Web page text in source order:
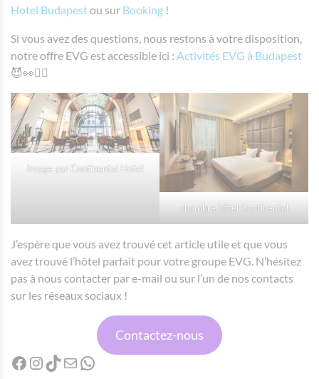
Hotel Budapestou sur Booking !
Si vous avez des questions, nous restons à votre disposition,
notre offre EVG est accessible ici : Activités EVG à Budapest
😈👀👯‍♀️
Image par Continental Hotel
chambre hôtel Continental
J’espère que vous avez trouvé cet article utile et que vous
avez trouvé l’hôtel parfait pour votre groupe EVG. N’hésitez
pas à nous contacter par e-mail ou sur l’un de nos contacts
sur les réseaux sociaux !
Contactez-nous
Facebook
Instagram
TikTok
MailWhatsApp